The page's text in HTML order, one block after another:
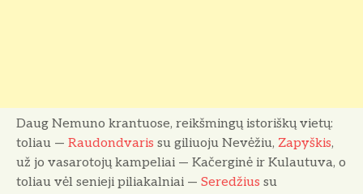
Daug Nemuno krantuose, reikšmingų istoriškų vietų:
toliau — Raudondvaris su giliuoju Nevėžiu, Zapyškis,
už jo vasarotojų kampeliai — Kačerginė ir Kulautuva, o
toliau vėl senieji piliakal­niai — Seredžius su